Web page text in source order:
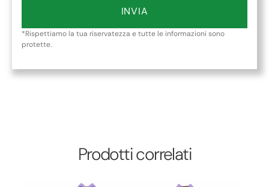
INVIA
*Rispettiamo la tua riservatezza e tutte le informazioni sono
protette.
Prodotti correlati